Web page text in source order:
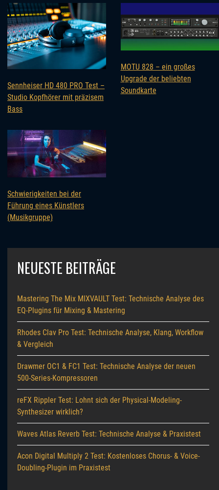
Sennheiser HD 480 PRO Test –
Studio Kopfhörer mit präzisem
Bass
MOTU 828 – ein großes
Upgrade der beliebten
Soundkarte
Schwierigkeiten bei der
Führung eines Künstlers
(Musikgruppe)
NEUESTE BEITRÄGE
Mastering The Mix MIXVAULT Test: Technische Analyse des
EQ-Plugins für Mixing & Mastering
Rhodes Clav Pro Test: Technische Analyse, Klang, Workflow
& Vergleich
Drawmer OC1 & FC1 Test: Technische Analyse der neuen
500-Series-Kompressoren
reFX Rippler Test: Lohnt sich der Physical-Modeling-
Synthesizer wirklich?
Waves Atlas Reverb Test: Technische Analyse & Praxistest
Acon Digital Multiply 2 Test: Kostenloses Chorus- & Voice-
Doubling-Plugin im Praxistest